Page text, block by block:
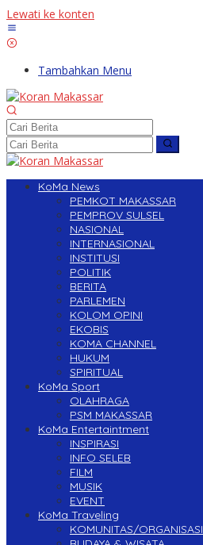
Lewati ke konten
Tambahkan Menu
KoMa News
PEMKOT MAKASSAR
PEMPROV SULSEL
NASIONAL
INTERNASIONAL
INSTITUSI
POLITIK
BERITA
PARLEMEN
KOLOM OPINI
EKOBIS
KOMA CHANNEL
HUKUM
SPIRITUAL
KoMa Sport
OLAHRAGA
PSM MAKASSAR
KoMa Entertaintment
INSPIRASI
INFO SELEB
FILM
MUSIK
EVENT
KoMa Traveling
KOMUNITAS/ORGANISASI